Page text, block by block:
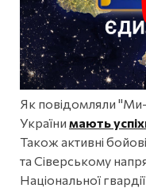
Як повідомляли "Ми-
України мають
Також активні
та Сіверському
Національної